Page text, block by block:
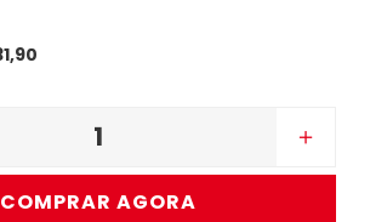
,90
＋
COMPRAR AGORA